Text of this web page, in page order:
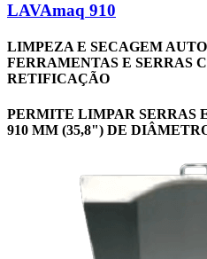
LAVAmaq 910
LIMPEZA E SECAGEM
FERRAMENTAS E SERRAS
RETIFICAÇÃO
PERMITE LIMPAR SERRAS
910 MM (35,8") DE